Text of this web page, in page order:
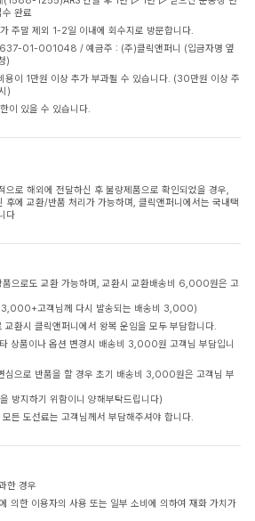
완료
주말 제외 1-2일 이내에 회수지로 방문합니다.
01-001048 / 예금주 : (주)클릭앤퍼니 (입금자명 옆
)
용이 1만원 이상 추가 부과될 수 있습니다. (30만원 이상 주
)
이 있을 수 있습니다.
으로 해외에 전달하신 후 불량제품으로 확인되었을 경우,
후에 교환/반품 처리가 가능하며, 클릭앤퍼니에서는 국내택
다
품으로도 교환 가능하며, 교환시 교환배송비 6,000원은 고
3,000+고객님께 다시 발송되는 배송비 3,000)
교환시 클릭앤퍼니에서 왕복 운임을 모두 부담합니다.
상품이나 옵션 변경시 배송비 3,000원 고객님 부담입니
심으로 반품을 할 경우 초기 배송비 3,000원은 고객님 부
방지하기 위함이니 양해부탁드립니다)
든 도선료는 고객님께서 부담해주셔야 합니다.
한 경우
의한 이용자의 사용 또는 일부 소비에 의하여 재화 가치가